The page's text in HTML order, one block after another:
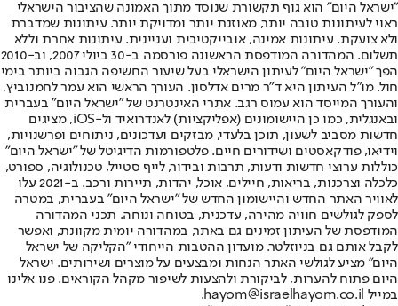
"ישראל היום" הוא גוף תקשורת שנוסד מתוך האמונה שהציבור הישראלי
ראוי לעיתונות טובה יותר, מאוזנת יותר ומדויקת יותר. עיתונות שמדברת
ולא צועקת. עיתונות אמינה, אובייקטיבית ועניינית. עיתונות אחרת וללא
תשלום. המהדורה המודפסת הראשונה פורסמה ב-30 ביולי 2007, וב-2010
הפך "ישראל היום" לעיתון הישראלי בעל שיעור החשיפה הגבוה ביותר בימי
חול. מו"ל העיתון היא ד"ר מרים אדלסון. העורך הראשי הוא עמר לחמנוביץ,
והעורך המייסד הוא עמוס רגב. אתרי האינטרנט של "ישראל היום" בעברית
ובאנגלית, כמו כן היישומונים (אפליקציות) לאנדרואיד ול-iOS, מציגים
חדשות מסביב לשעון, תוכן בלעדי, מבזקים ועדכונים, ניתוחים ופרשנויות,
וידיאו, פודקאסטים ושידורים חיים. פלטפורמות הדיגיטל של "ישראל היום"
כוללות ערוצי חדשות ודעות, תרבות ובידור, לייף סטייל, טכנולוגיה, ספורט,
כלכלה וצרכנות, בריאות, חיילים, אוכל, יהדות, תיירות ורכב. ב-2021 עלו
לאוויר האתר החדש והיישומון החדש של "ישראל היום" בעברית, במטרה
לספק לגולשים חוויה מהירה, עדכנית, בטוחה ונוחה. תכני המהדורה
המודפסת של העיתון זמינים גם באתר, במהדורה יומית מקוונת, ואפשר
לקבל אותם גם בניוזלטר. מועדון ההטבות הייחודי "הקליקה של ישראל
היום" מציע לגולשי האתר הנחות ומבצעים על מוצרים ושירותים. ישראל
היום פתוח להערות, לביקורת ולהצעות לשיפור מקהל הקוראים. פנו אלינו
במייל hayom@israelhayom.co.il.